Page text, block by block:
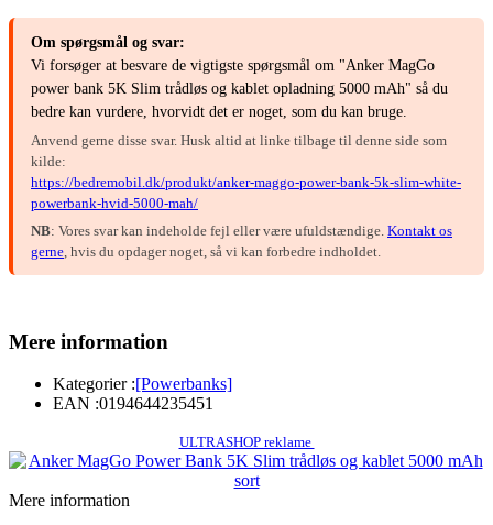
Om spørgsmål og svar:
Vi forsøger at besvare de vigtigste spørgsmål om "Anker MagGo
power bank 5K Slim trådløs og kablet opladning 5000 mAh" så du
bedre kan vurdere, hvorvidt det er noget, som du kan bruge.
Anvend gerne disse svar. Husk altid at linke tilbage til denne side som
kilde:
https://bedremobil.dk/produkt/anker-maggo-power-bank-5k-slim-white-
powerbank-hvid-5000-mah/
NB: Vores svar kan indeholde fejl eller være ufuldstændige. Kontakt os
gerne , hvis du opdager noget, så vi kan forbedre indholdet.
Mere information
Kategorier :[Powerbanks]
EAN :0194644235451
ULTRASHOP reklame
Mere information